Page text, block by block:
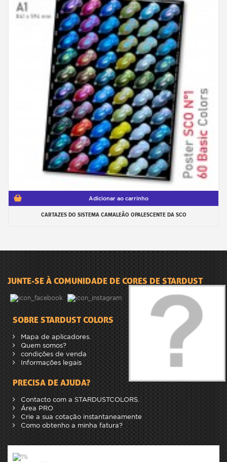
Adicionar ao carrinho
CARTAZES DO SISTEMA CAMALEÃO OPALESCENTE DA SCO
JUNTE-SE À COMUNIDADE DE CORES DE STARDUST
SOBRE STARDUST COLORS
Mapa de aplicadores.
Quem somos?
condições de venda
Informações legais
PRECISA DE AJUDA?
Contacto com a STARDUSTCOLORS.
Área PRO
Crie a sua cotação instantaneamente
Como obtenho a minha fatura?